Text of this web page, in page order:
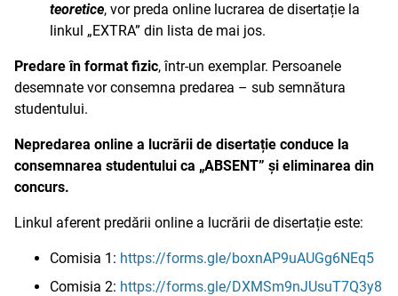
teoretice, vor preda online lucrarea de disertație la
linkul „EXTRA” din lista de mai jos.
Predare în format fizic, într-un exemplar. Persoanele
desemnate vor consemna predarea – sub semnătura
studentului.
Nepredarea online a lucrării de disertație conduce la
consemnarea studentului ca „ABSENT” și eliminarea din
concurs.
Linkul aferent predării online a lucrării de disertație este:
Comisia 1: https://forms.gle/boxnAP9uAUGg6NEq5
Comisia 2: https://forms.gle/DXMSm9nJUsuT7Q3y8